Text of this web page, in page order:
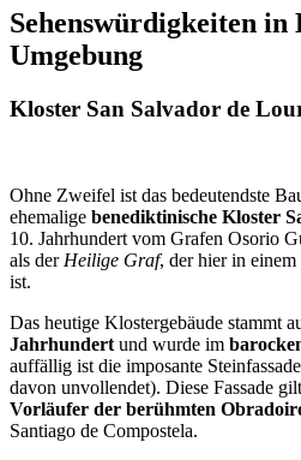
Sehenswürdigkeiten in
Umgebung
Kloster San Salvador de
Ohne Zweifel ist das bedeutendste
ehemalige benediktinische Kloster
10. Jahrhundert vom Grafen Osorio
als der Heilige Graf, der hier in
ist.
Das heutige Klostergebäude stammt
Jahrhundert und wurde im
auffällig ist die imposante
davon unvollendet). Diese Fassade
Vorläufer der berühmten
Santiago de Compostela.